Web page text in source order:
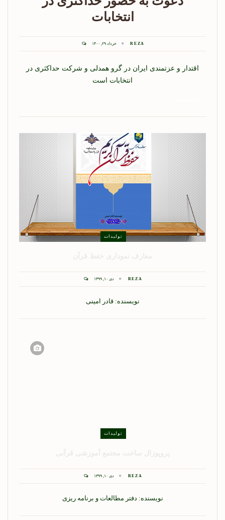
انتخابات
REZA خرداد ۲۹, ۱۴۰۰
اقتدار و عزتمندی ایران در گرو همدلی و شرکت حداکثری در
انتخابات است
تولیدات
REZA دی ۱۰, ۱۳۹۹
نویسنده: قادر امینی
تولیدات
REZA دی ۱۰, ۱۳۹۹
نویسنده: دفتر مطالعات و برنامه ریزی